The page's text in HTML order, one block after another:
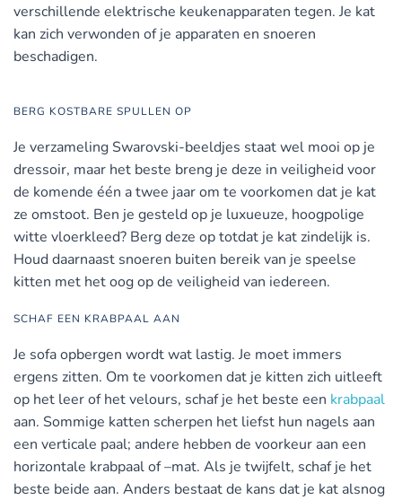
verschillende elektrische keukenapparaten tegen. Je kat
kan zich verwonden of je apparaten en snoeren
beschadigen.
BERG KOSTBARE SPULLEN OP
Je verzameling Swarovski-beeldjes staat wel mooi op je
dressoir, maar het beste breng je deze in veiligheid voor
de komende één a twee jaar om te voorkomen dat je kat
ze omstoot. Ben je gesteld op je luxueuze, hoogpolige
witte vloerkleed? Berg deze op totdat je kat zindelijk is.
Houd daarnaast snoeren buiten bereik van je speelse
kitten met het oog op de veiligheid van iedereen.
SCHAF EEN KRABPAAL AAN
Je sofa opbergen wordt wat lastig. Je moet immers
ergens zitten. Om te voorkomen dat je kitten zich uitleeft
op het leer of het velours, schaf je het beste een krabpaal
aan. Sommige katten scherpen het liefst hun nagels aan
een verticale paal; andere hebben de voorkeur aan een
horizontale krabpaal of –mat. Als je twijfelt, schaf je het
beste beide aan. Anders bestaat de kans dat je kat alsnog